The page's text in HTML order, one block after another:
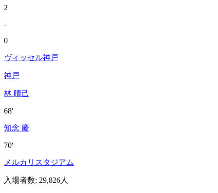
2
-
0
ヴィッセル神戸
神戸
林 晴己
68'
知念 慶
70'
メルカリスタジアム
入場者数: 29,826人